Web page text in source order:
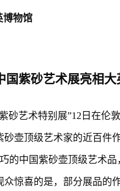
博物馆
国紫砂艺术展亮相大
砂艺术特别展”12日在伦
壶顶级艺术家的近百件作
的中国紫砂壶顶级艺术
惊喜的是，部分展品的